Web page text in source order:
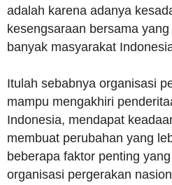
adalah karena adanya
kesengsaraan bersama
banyak masyarakat
Itulah sebabnya organisasi
mampu mengakhiri
Indonesia, mendapat
membuat perubahan yang
beberapa faktor penting
organisasi pergerakan